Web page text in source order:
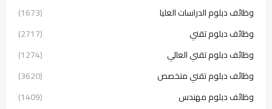
وظائف دبلوم الدراسات العليا
(1673)
وظائف دبلوم تقني
(2717)
وظائف دبلوم تقني العالي
(1274)
وظائف دبلوم تقني متخصص
(3620)
وظائف دبلوم مهندس
(1409)